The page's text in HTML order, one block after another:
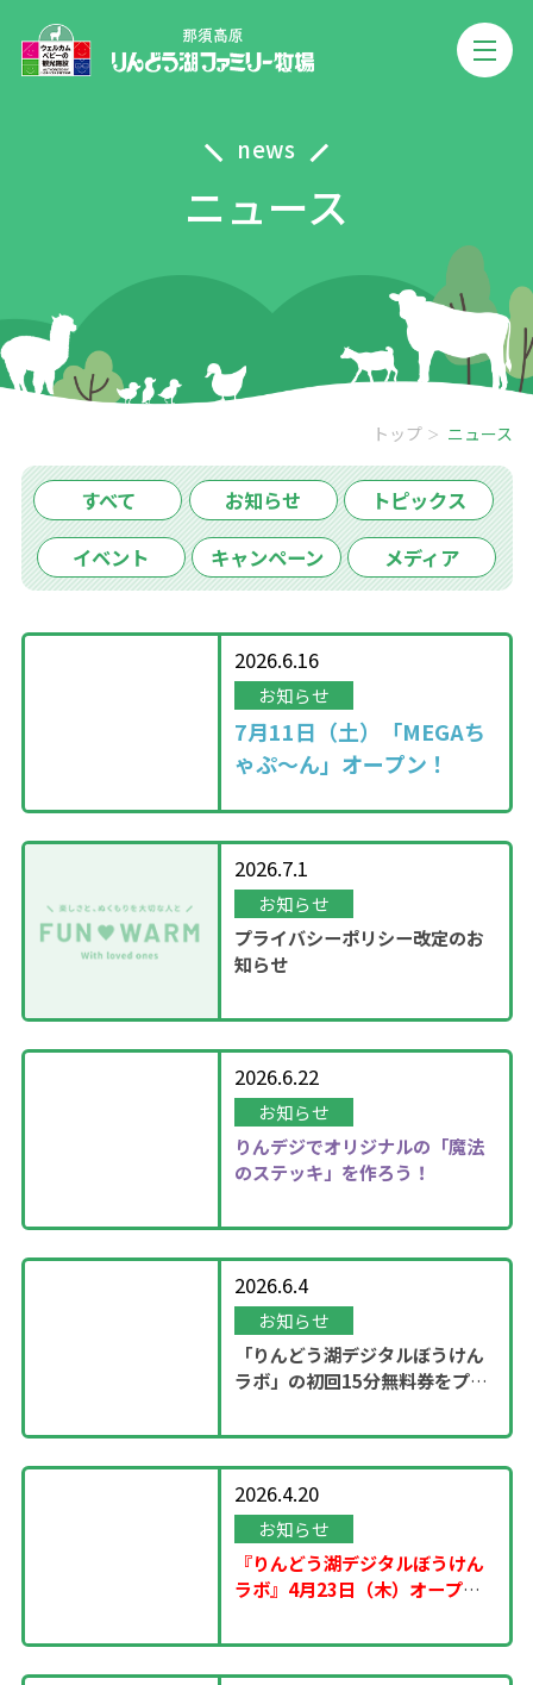
news
ニュース
トップ ニュース
すべて お知らせ トピックス
イベント キャンペーン メディア
2026.6.16
お知らせ
7月11日（土）「MEGAち
ゃぷ～ん」オープン！
2026.7.1
お知らせ
プライバシーポリシー改定のお
知らせ
2026.6.22
お知らせ
りんデジでオリジナルの「魔法
のステッキ」を作ろう！
2026.6.4
お知らせ
「りんどう湖デジタルぼうけん
ラボ」の初回15分無料券をプレ
2026.4.20
お知らせ
『りんどう湖デジタルぼうけん
ラボ』4月23日（木）オープ